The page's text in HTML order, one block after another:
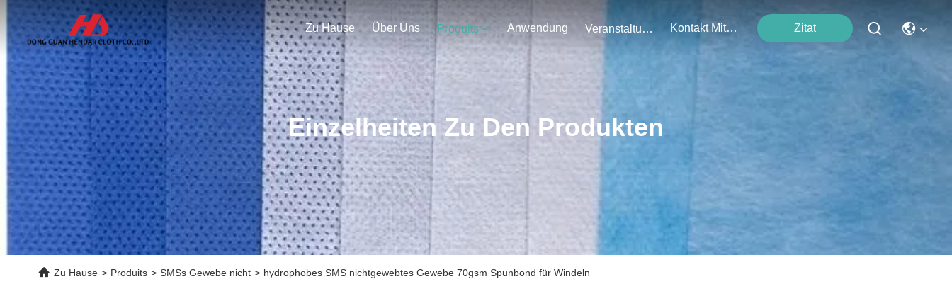
Zu Hause Über Uns Produits Anwendung Veranstaltungen Kontakt Mit Uns Zitat
Einzelheiten Zu Den Produkten
Zu Hause > Produits > SMSs Gewebe nicht > hydrophobes SMS nichtgewebtes Gewebe 70gsm Spunbond für Windeln